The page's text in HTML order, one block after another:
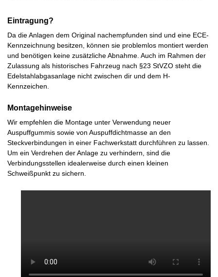
Eintragung?
Da die Anlagen dem Original nachempfunden sind und eine ECE-
Kennzeichnung besitzen, können sie problemlos montiert werden
und benötigen keine zusätzliche Abnahme. Auch im Rahmen der
Zulassung als historisches Fahrzeug nach §23 StVZO steht die
Edelstahlabgasanlage nicht zwischen dir und dem H-
Kennzeichen.
Montagehinweise
Wir empfehlen die Montage unter Verwendung neuer
Auspuffgummis sowie von Auspuffdichtmasse an den
Steckverbindungen in einer Fachwerkstatt durchführen zu lassen.
Um ein Verdrehen der Anlage zu verhindern, sind die
Verbindungsstellen idealerweise durch einen kleinen
Schweißpunkt zu sichern.